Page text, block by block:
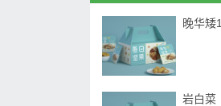
晚华矮
岩白菜